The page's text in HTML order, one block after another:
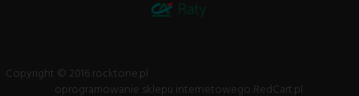
Copyright © 2016 rocktone.pl
oprogramowanie sklepu internetowego RedCart.pl